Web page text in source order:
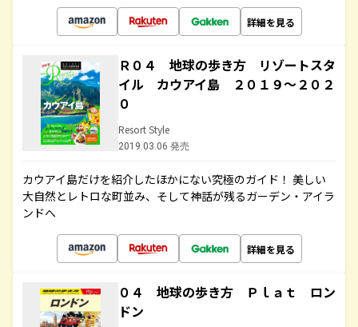
詳細を見る
Ｒ０４ 地球の歩き方 リゾートスタ
イル カウアイ島 ２０１９～２０２
０
Resort Style
2019.03.06 発売
カウアイ島だけを紹介したほかにない究極のガイド！ 美しい
大自然とレトロな町並み、そして神話が残るガーデン・アイラ
ンドへ
詳細を見る
０４ 地球の歩き方 Ｐｌａｔ ロン
ドン